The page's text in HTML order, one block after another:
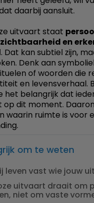
daarbij aansluit.
uitvaart staat
en
. Dat kan subtiel zijn,
Denk aan
of woorden die
en levensverhaal.
het belangrijk dat
op dit moment.
waarin ruimte is voor
om te weten
leven vast wie jouw
uitvaart draait om
niet om vaste